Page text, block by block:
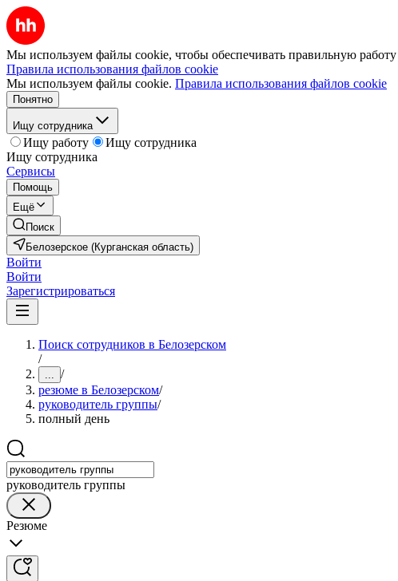
Мы используем файлы cookie, чтобы обеспечивать правильную работу
Правила использования файлов cookie
Мы используем файлы cookie. Правила использования файлов cookie
Понятно
Ищу сотрудника
Ищу работу
Ищу сотрудника
Ищу сотрудника
Сервисы
Помощь
Ещё
Поиск
Белозерское (Курганская область)
Войти
Войти
Зарегистрироваться
Поиск сотрудников в Белозерском
/
... /
резюме в Белозерском/
руководитель группы/
полный день
руководитель группы
Резюме